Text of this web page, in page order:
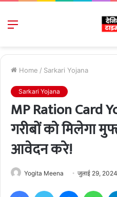
Menu
Home / Sarkari Yojana
Sarkari Yojana
MP Ration Card
गरीबों को मिलेगा
आवेदन करे!
Yogita Meena जुलाई 29, 2024
FacebookTwitter Messenger